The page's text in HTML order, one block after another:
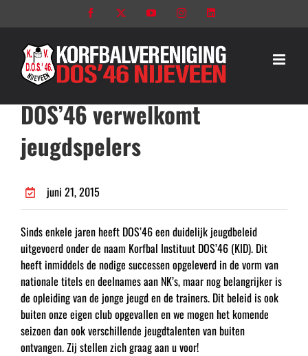
naar
Facebook YouTubeInstagram
DOS’46 verwelkomt
jeugdspelers
juni 21, 2015
Sinds enkele jaren heeft DOS’46 een duidelijk jeugdbeleid
uitgevoerd onder de naam Korfbal Instituut DOS’46 (KID). Dit
heeft inmiddels de nodige successen opgeleverd in de vorm van
nationale titels en deelnames aan NK’s, maar nog belangrijker is
de opleiding van de jonge jeugd en de trainers. Dit beleid is ook
buiten onze eigen club opgevallen en we mogen het komende
seizoen dan ook verschillende jeugdtalenten van buiten
ontvangen. Zij stellen zich graag aan u voor!